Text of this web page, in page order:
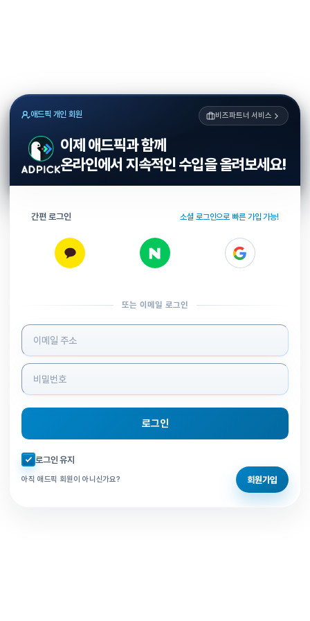
애드픽 개인 회원 비즈파트너 서비스
이제 애드픽과 함께
온라인에서 지속적인 수입을 올려보세요!
간편 로그인 소셜 로그인으로 빠른 가입 가능!
또는 이메일 로그인
로그인 정보 입력
로그인
자동로그인 체크
로그인 유지
아직 애드픽 회원이 아니신가요? 회원가입